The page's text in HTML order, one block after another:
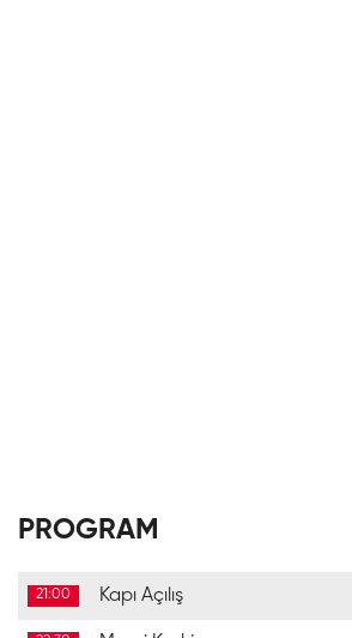
PROGRAM
21:00 Kapı Açılış